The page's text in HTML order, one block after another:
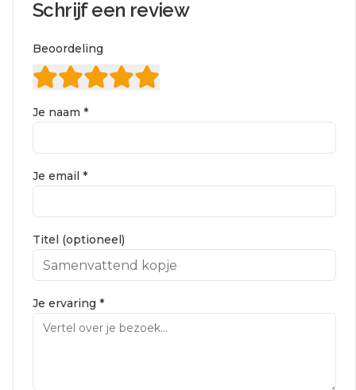
Schrijf een review
Beoordeling
Je naam *
Je email *
Titel (optioneel)
Je ervaring *